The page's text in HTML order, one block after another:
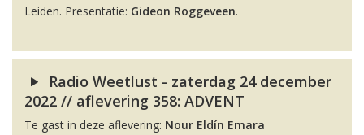
Leiden. Presentatie: Gideon Roggeveen.
Radio Weetlust - zaterdag 24 december
2022 // aflevering 358: ADVENT
Te gast in deze aflevering: Nour Eldín Emara